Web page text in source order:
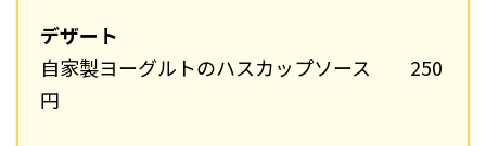
デザート
自家製ヨーグルトのハスカップソース 250
円